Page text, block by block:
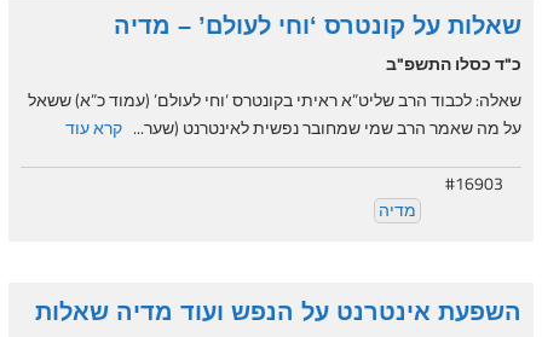
שאלות על קונטרס ‘וחי לעולם’ – מדיה
כ"ד כסלו התשפ"ב
שאלה: לכבוד הרב שליט”א ראיתי בקונטרס ‘וחי לעולם’ (עמוד כ”א) ששאל
על מה שאמר הרב שמי שמחובר נפשית לאינטרנט (שער... קרא עוד
#16903
מדיה
השפעת אינטרנט על הנפש ועוד מדיה שאלות